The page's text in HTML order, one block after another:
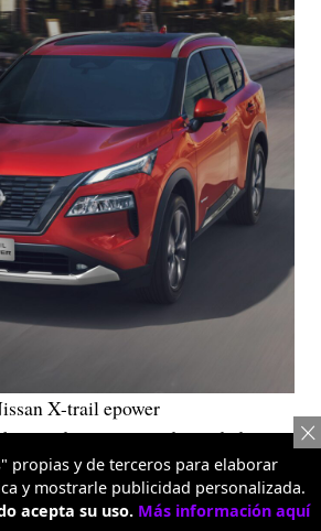
X-trail epower
ruedas, atravesando ciudades,
destapados que conducen a los
origen. Porque si el talento nace
propias y de terceros para elaborar
y mostrarle publicidad personalizada.
acepta su uso. Más información aquí